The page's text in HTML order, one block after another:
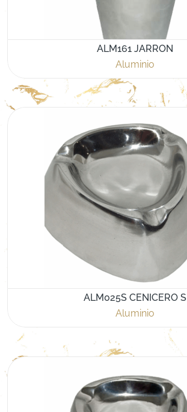
ALM161 JARRON
Aluminio
ALM025S CENICERO S
Aluminio